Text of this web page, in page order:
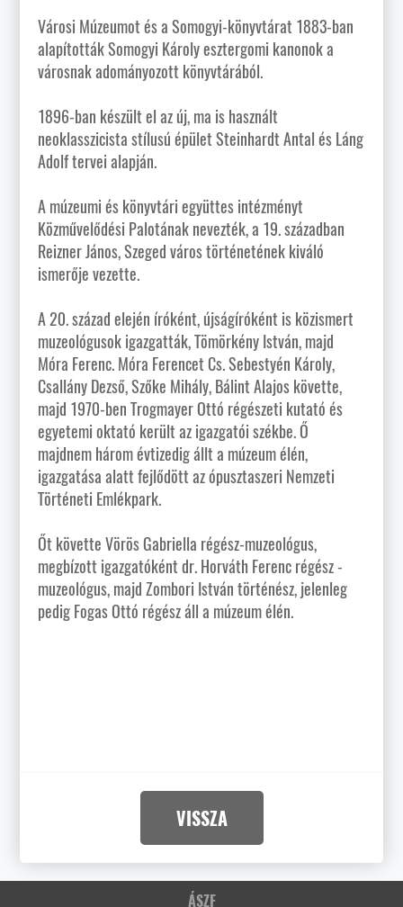
Városi Múzeumot és a Somogyi-könyvtárat 1883-ban
alapították Somogyi Károly esztergomi kanonok a
városnak adományozott könyvtárából.
1896-ban készült el az új, ma is használt
neoklasszicista stílusú épület Steinhardt Antal és Láng
Adolf tervei alapján.
A múzeumi és könyvtári együttes intézményt
Közművelődési Palotának nevezték, a 19. században
Reizner János, Szeged város történetének kiváló
ismerője vezette.
A 20. század elején íróként, újságíróként is közismert
muzeológusok igazgatták, Tömörkény István, majd
Móra Ferenc. Móra Ferencet Cs. Sebestyén Károly,
Csallány Dezső, Szőke Mihály, Bálint Alajos követte,
majd 1970-ben Trogmayer Ottó régészeti kutató és
egyetemi oktató került az igazgatói székbe. Ő
majdnem három évtizedig állt a múzeum élén,
igazgatása alatt fejlődött az ópusztaszeri Nemzeti
Történeti Emlékpark.
Őt követte Vörös Gabriella régész-muzeológus,
megbízott igazgatóként dr. Horváth Ferenc régész -
muzeológus, majd Zombori István történész, jelenleg
pedig Fogas Ottó régész áll a múzeum élén.
VISSZA
ÁSZF